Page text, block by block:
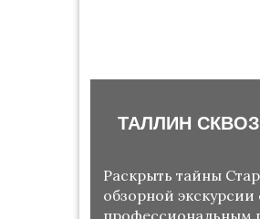
ТАЛЛИН
Раскрыть тайны
обзорной экскурсии